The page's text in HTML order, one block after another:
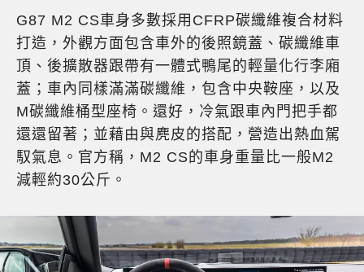
G87 M2 CS車身多數採用CFRP碳纖維複合材料
打造，外觀方面包含車外的後照鏡蓋、碳纖維車
頂、後擴散器跟帶有一體式鴨尾的輕量化行李廂
蓋；車內同樣滿滿碳纖維，包含中央鞍座，以及
M碳纖維桶型座椅。還好，冷氣跟車內門把手都
還還留著；並藉由與麂皮的搭配，營造出熱血駕
馭氣息。官方稱，M2 CS的車身重量比一般M2
減輕約30公斤。